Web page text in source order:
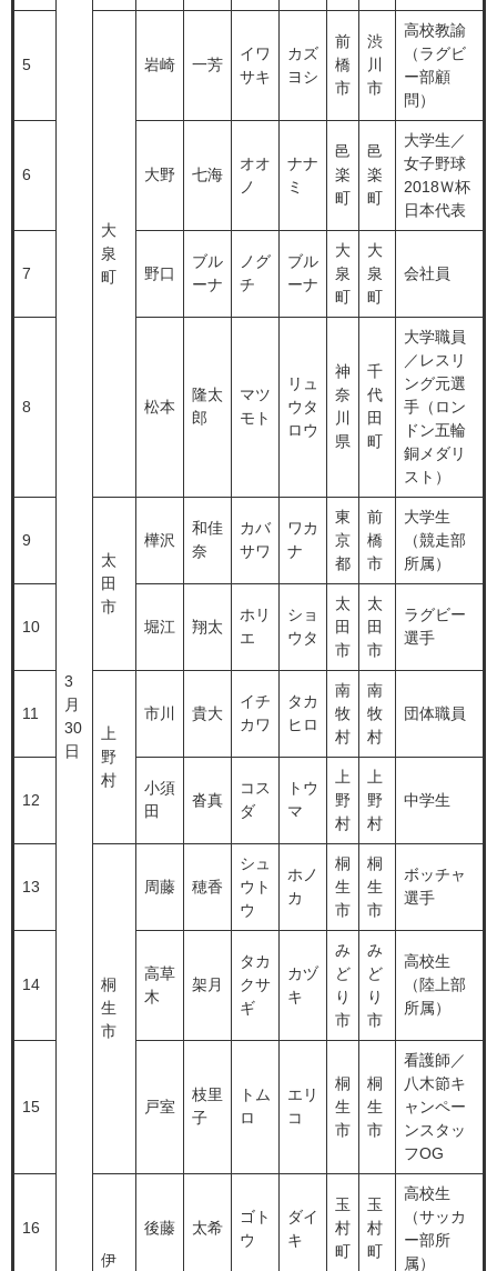
3
月
30
日
5
大
泉
町
岩崎 一芳
イワ
サキ
カズ
ヨシ
前
橋
市
渋
川
市
高校教諭
（ラグビ
ー部顧
問）
6 大野 七海
オオ
ノ
ナナ
ミ
邑
楽
町
邑
楽
町
大学生／
女子野球
2018Ｗ杯
日本代表
7 野口
ブル
ーナ
ノグ
チ
ブル
ーナ
大
泉
町
大
泉
町
会社員
8 松本
隆太
郎
マツ
モト
リュ
ウタ
ロウ
神
奈
川
県
千
代
田
町
大学職員
／レスリ
ング元選
手（ロン
ドン五輪
銅メダリ
スト）
9
太
田
市
樺沢
和佳
奈
カバ
サワ
ワカ
ナ
東
京
都
前
橋
市
大学生
（競走部
所属）
10 堀江 翔太
ホリ
エ
ショ
ウタ
太
田
市
太
田
市
ラグビー
選手
11
上
野
村
市川 貴大
イチ
カワ
タカ
ヒロ
南
牧
村
南
牧
村
団体職員
12
小須
田
沓真
コス
ダ
トウ
マ
上
野
村
上
野
村
中学生
13
桐
生
市
周藤 穂香
シュ
ウト
ウ
ホノ
カ
桐
生
市
桐
生
市
ボッチャ
選手
14
高草
木
架月
タカ
クサ
ギ
カヅ
キ
み
ど
り
市
み
ど
り
市
高校生
（陸上部
所属）
15 戸室
枝里
子
トム
ロ
エリ
コ
桐
生
市
桐
生
市
看護師／
八木節キ
ャンペー
ンスタッ
フOG
16
伊
後藤 太希
ゴト
ウ
ダイ
キ
玉
村
町
玉
村
町
高校生
（サッカ
ー部所
属）